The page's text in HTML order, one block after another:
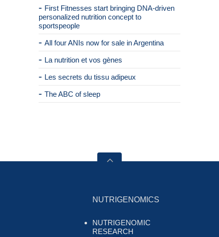
First Fitnesses start bringing DNA-driven
personalized nutrition concept to
sportspeople
All four ANIs now for sale in Argentina
La nutrition et vos gènes
Les secrets du tissu adipeux
The ABC of sleep
NUTRIGENOMICS
NUTRIGENOMIC
RESEARCH